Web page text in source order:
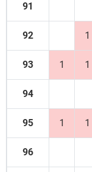
91
92 1
93 1 1
94
95 1 1
96